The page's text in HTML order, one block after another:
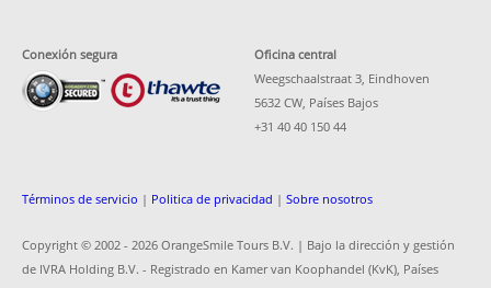
Conexión segura
Oficina central
Weegschaalstraat 3, Eindhoven
5632 CW, Países Bajos
+31 40 40 150 44
Términos de servicio | Politica de privacidad | Sobre nosotros
Copyright © 2002 - 2026 OrangeSmile Tours B.V. | Bajo la dirección y gestión
de IVRA Holding B.V. - Registrado en Kamer van Koophandel (KvK), Países